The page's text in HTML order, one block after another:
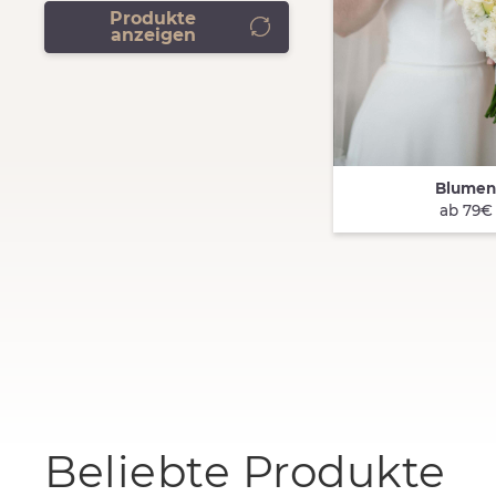
Produkte
anzeigen
QUICK VIEW
Blumen
ab 79€
Beliebte Produkte